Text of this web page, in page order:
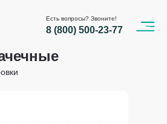
Есть вопросы? Звоните!
8 (800) 500-23-77